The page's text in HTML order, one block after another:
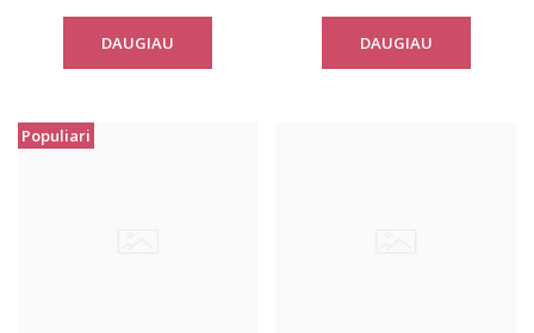
DAUGIAU DAUGIAU
Populiari